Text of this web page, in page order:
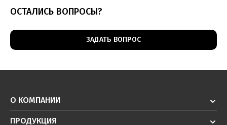
ОСТАЛИСЬ ВОПРОСЫ?
ЗАДАТЬ ВОПРОС
О КОМПАНИИ
ПРОДУКЦИЯ